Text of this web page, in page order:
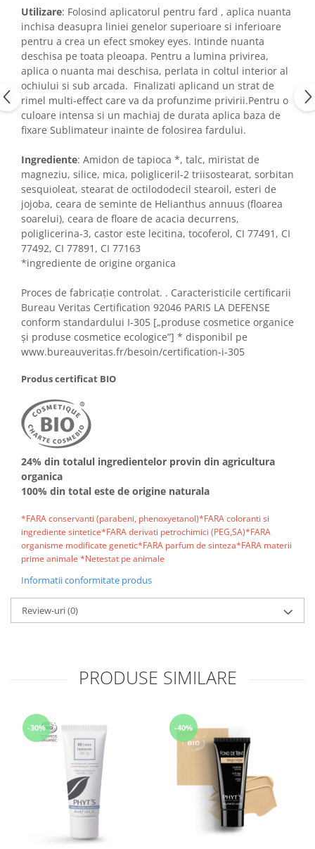
Utilizare: Folosind aplicatorul pentru fard , aplica nuanta
inchisa deasupra liniei genelor superioare si inferioare
pentru a crea un efect smokey eyes. Intinde nuanta
deschisa pe toata pleoapa. Pentru a lumina privirea,
aplica o nuanta mai deschisa, perlata in coltul interior al
ochiului si sub arcada. Finalizati aplicand un strat de
rimel multi-effect care va da profunzime privirii.Pentru o
culoare intensa si un machiaj de durata aplica baza de
fixare Sublimateur inainte de folosirea fardului.
Ingrediente: Amidon de tapioca *, talc, miristat de
magneziu, silice, mica, poligliceril-2 triisostearat, sorbitan
sesquioleat, stearat de octilododecil stearoil, esteri de
jojoba, ceara de seminte de Helianthus annuus (floarea
soarelui), ceara de floare de acacia decurrens,
poliglicerina-3, castor este lecitina, tocoferol, CI 77491, CI
77492, CI 77891, CI 77163
*ingrediente de origine organica
Proces de fabricație controlat. . Caracteristicile certificarii
Bureau Veritas Certification 92046 PARIS LA DEFENSE
conform standardului I-305 [„produse cosmetice organice
și produse cosmetice ecologice”] * disponibil pe
www.bureauveritas.fr/besoin/certification-i-305
Produs certificat BIO
24% din totalul ingredientelor provin din agricultura
organica
100% din total este de origine naturala
*FARA conservanti (parabeni, phenoxyetanol)*FARA coloranti si
ingrediente sintetice*FARA derivati petrochimici (PEG,SA)*FARA
organisme modificate genetic*FARA parfum de sinteza*FARA materii
prime animale *Netestat pe animale
Informatii conformitate produs
Review-uri(0)
PRODUSE SIMILARE
-30% -40%